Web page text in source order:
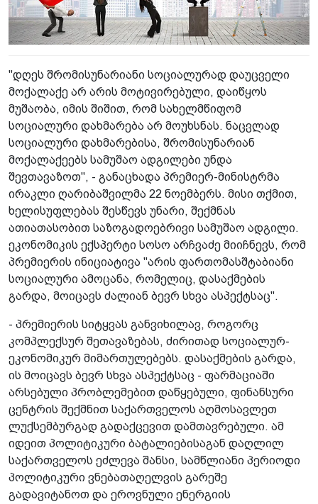
"დღეს შრომისუნარიანი სოციალურად დაუცველი
მოქალაქე არ არის მოტივ­ირებული, დაიწყოს
მუშაობა, იმის შიშით, რომ სახელმწიფომ
სოციალური დახმარება არ მოუხსნას. ნაცვლად
სოციალური­ დახმარებისა, შრომისუნარიან
მოქალაქეებს სამუშაო ადგილები უნდა
შევთავაზოთ", - განაცხადა პრემიერ-მინისტრმა
ირაკლი ღარიბაშვილმა 22 ნოემბერს. მისი თქმით,
ხელისუფლებას შესწევს უნარი, შექმნას
ათიათასობით საზოგადოებრივი­ სამუშაო ადგილი.
ეკონომიკის ექსპერტი სოსო არჩვაძე მიიჩნევს, რომ
პრემიერის ინიციატივა "არის ფართომასშტაბიანი
სოციალური ამოცანა, რომელიც, დასაქმების
გარდა, მოიცავს ძალიან ბევრ სხვა ასპექტსაც".
- პრემიერის სიტყვას განვიხილავ, როგორც
კომპლექსურ შეთავაზებას, ძირითად სოციალურ-
ეკონომიკურ მიმართულებებს. დასაქმების გარდა,
ის მოიცავს­ ბევრ სხვა ასპექტსაც - ფარმაციაში
არსებული­ პრობლემებით დაწყებული, ფინანსური
ცენტ­რის შექმნით საქართველოს აღმოსავლეთ
ლუქსემბურგად გადაქცევით დამთავრებული. ამ
იდეით პოლიტიკური ბატალიებისაგან დაღლილ
საქართველოს ეძლევა შანსი, სამწლიანი პერიოდი
პოლიტიკური­ ვნებათაღელვის გარეშე
გადავიტანოთ და ეროვნული ენერგიის